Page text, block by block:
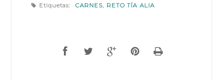
Etiquetas: CARNES, RETO TÍA ALIA